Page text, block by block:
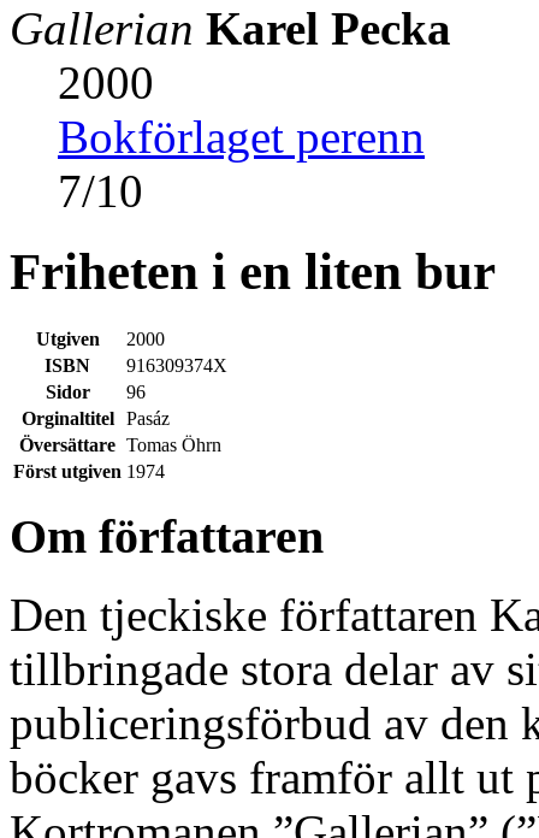
Gallerian Karel Pecka
2000
Bokförlaget perenn
7/10
Friheten i en liten bur
Utgiven
2000
ISBN
916309374X
Sidor
96
Orginaltitel
Pasáz
Översättare Tomas Öhrn
Först utgiven 1974
Om författaren
Den tjeckiske författaren
tillbringade stora delar av
publiceringsförbud av den
böcker gavs framför allt ut